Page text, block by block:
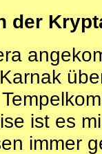
der
ist es
immer